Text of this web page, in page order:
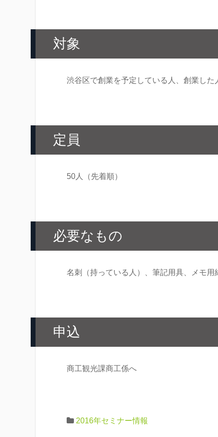
対象
渋谷区で創業を予定している人、創業した
定員
50人（先着順）
必要なもの
名刺（持っている人）、筆記用具、メモ用
申込
商工観光課商工係へ
2016年セミナー情報